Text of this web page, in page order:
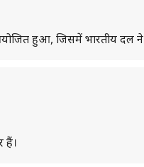
हुआ, जिसमें भारतीय दल ने
हैं।